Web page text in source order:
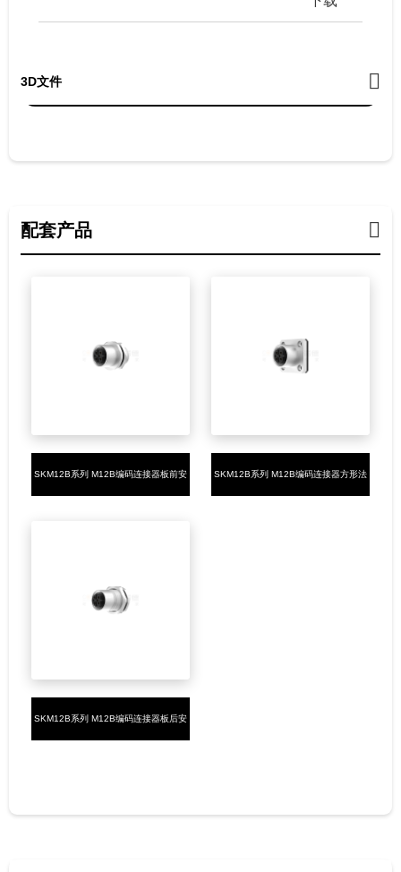
3D文件
配套产品
SKM12B系列 M12B编码连接器板前安 SKM12B系列 M12B编码连接器方形法
SKM12B系列 M12B编码连接器板后安